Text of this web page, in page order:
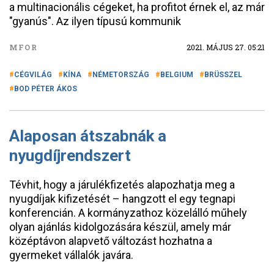
a multinacionális cégeket, ha profitot érnek el, az már
"gyanús". Az ilyen típusú kommunik
MFOR 2021. MÁJUS 27. 05:21
CÉGVILÁG KÍNA NÉMETORSZÁG BELGIUM
BRÜSSZEL
BOD PÉTER ÁKOS
Alaposan átszabnák a
nyugdíjrendszert
Tévhit, hogy a járulékfizetés alapozhatja meg a
nyugdíjak kifizetését – hangzott el egy tegnapi
konferencián. A kormányzathoz közelálló műhely
olyan ajánlás kidolgozására készül, amely már
középtávon alapvető változást hozhatna a
gyermeket vállalók javára.